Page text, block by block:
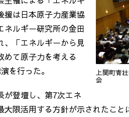
上関町青
会
援は日本原子力産業協
ネルギー研究所の金田
、「エネルギーから見
めて原子力を考える
を行った。
が登壇し、第7次エネ
大限活用する方針が示されたこ